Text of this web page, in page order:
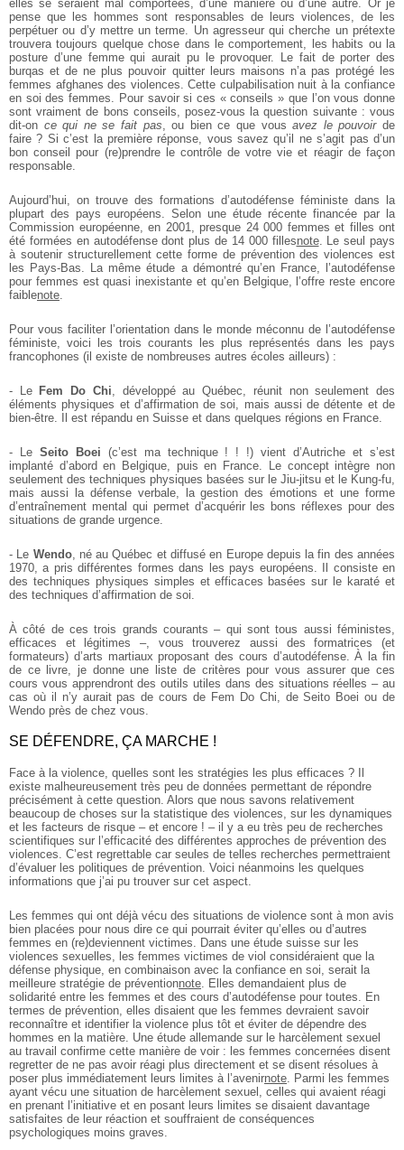
elles se seraient mal comportées, d’une manière ou d’une autre. Or je
pense que les hommes sont responsables de leurs violences, de les
perpétuer ou d’y mettre un terme. Un agresseur qui cherche un prétexte
trouvera toujours quelque chose dans le comportement, les habits ou la
posture d’une femme qui aurait pu le provoquer. Le fait de porter des
burqas et de ne plus pouvoir quitter leurs maisons n’a pas protégé les
femmes afghanes des violences. Cette culpabilisation nuit à la confiance
en soi des femmes. Pour savoir si ces « conseils » que l’on vous donne
sont vraiment de bons conseils, posez-vous la question suivante : vous
dit-on ce qui ne se fait pas, ou bien ce que vousavez le pouvoirde
faire ? Si c’est la première réponse, vous savez qu’il ne s’agit pas d’un
bon conseil pour (re)prendre le contrôle de votre vie et réagir de façon
responsable.
Aujourd’hui, on trouve des formations d’autodéfense féministe dans la
plupart des pays européens. Selon une étude récente financée par la
Commission européenne, en 2001, presque 24 000 femmes et filles ont
été formées en autodéfense dont plus de 14 000 fillesnote. Le seul pays
à soutenir structurellement cette forme de prévention des violences est
les Pays-Bas. La même étude a démontré qu’en France, l’autodéfense
pour femmes est quasi inexistante et qu’en Belgique, l’offre reste encore
faiblenote.
Pour vous faciliter l’orientation dans le monde méconnu de l’autodéfense
féministe, voici les trois courants les plus représentés dans les pays
francophones (il existe de nombreuses autres écoles ailleurs) :
- Le Fem Do Chi, développé au Québec, réunit non seulement des
éléments physiques et d’affirmation de soi, mais aussi de détente et de
bien-être. Il est répandu en Suisse et dans quelques régions en France.
- Le Seito Boei (c’est ma technique ! ! !) vient d’Autriche et s’est
implanté d’abord en Belgique, puis en France. Le concept intègre non
seulement des techniques physiques basées sur le Jiu-jitsu et le Kung-fu,
mais aussi la défense verbale, la gestion des émotions et une forme
d’entraînement mental qui permet d’acquérir les bons réflexes pour des
situations de grande urgence.
- Le Wendo, né au Québec et diffusé en Europe depuis la fin des années
1970, a pris différentes formes dans les pays européens. Il consiste en
des techniques physiques simples et efficaces basées sur le karaté et
des techniques d’affirmation de soi.
À côté de ces trois grands courants – qui sont tous aussi féministes,
efficaces et légitimes –, vous trouverez aussi des formatrices (et
formateurs) d’arts martiaux proposant des cours d’autodéfense. À la fin
de ce livre, je donne une liste de critères pour vous assurer que ces
cours vous apprendront des outils utiles dans des situations réelles – au
cas où il n’y aurait pas de cours de Fem Do Chi, de Seito Boei ou de
Wendo près de chez vous.
SE DÉFENDRE, ÇA MARCHE !
Face à la violence, quelles sont les stratégies les plus efficaces ? Il
existe malheureusement très peu de données permettant de répondre
précisément à cette question. Alors que nous savons relativement
beaucoup de choses sur la statistique des violences, sur les dynamiques
et les facteurs de risque – et encore ! – il y a eu très peu de recherches
scientifiques sur l’efficacité des différentes approches de prévention des
violences. C’est regrettable car seules de telles recherches permettraient
d’évaluer les politiques de prévention. Voici néanmoins les quelques
informations que j’ai pu trouver sur cet aspect.
Les femmes qui ont déjà vécu des situations de violence sont à mon avis
bien placées pour nous dire ce qui pourrait éviter qu’elles ou d’autres
femmes en (re)deviennent victimes. Dans une étude suisse sur les
violences sexuelles, les femmes victimes de viol considéraient que la
défense physique, en combinaison avec la confiance en soi, serait la
meilleure stratégie de préventionnote. Elles demandaient plus de
solidarité entre les femmes et des cours d’autodéfense pour toutes. En
termes de prévention, elles disaient que les femmes devraient savoir
reconnaître et identifier la violence plus tôt et éviter de dépendre des
hommes en la matière. Une étude allemande sur le harcèlement sexuel
au travail confirme cette manière de voir : les femmes concernées disent
regretter de ne pas avoir réagi plus directement et se disent résolues à
poser plus immédiatement leurs limites à l’avenirnote. Parmi les femmes
ayant vécu une situation de harcèlement sexuel, celles qui avaient réagi
en prenant l’initiative et en posant leurs limites se disaient davantage
satisfaites de leur réaction et souffraient de conséquences
psychologiques moins graves.